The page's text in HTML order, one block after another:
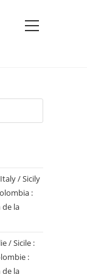
View
/ Sicily
:
de la
/ Sicile :
:
de la